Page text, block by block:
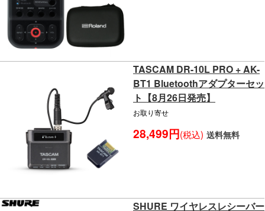
TASCAM DR-10L PRO + AK-
BT1 Bluetoothアダプターセッ
ト【8月26日発売】
お取り寄せ
28,499円(税込) 送料無料
SHURE ワイヤレスレシーバー